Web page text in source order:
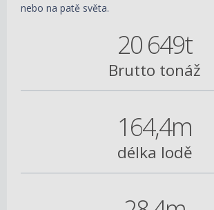
nebo na patě světa.
20 649t
Brutto tonáž
164,4m
délka lodě